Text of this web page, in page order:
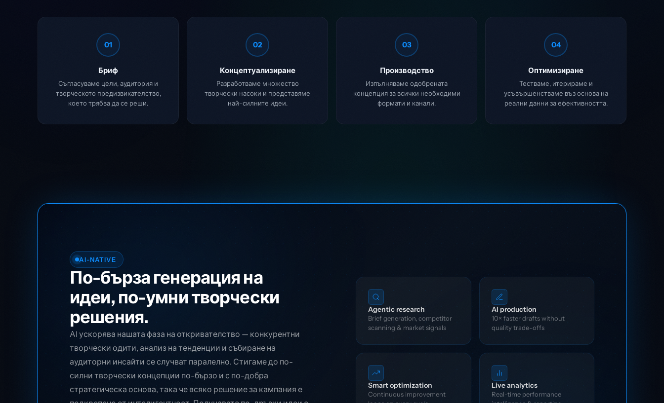
01
Бриф
Съгласуваме цели, аудитория и
творческото предизвикателство,
което трябва да се реши.
02
Концептуализиране
Разработваме множество
творчески насоки и представяме
най-силните идеи.
03
Производство
Изпълняваме одобрената
концепция за всички необходими
формати и канали.
04
Оптимизиране
Тестваме, итерираме и
усъвършенстваме въз основа на
реални данни за ефективността.
AI-NATIVE
По-бърза генерация на
идеи, по-умни творчески
решения.
AI ускорява нашата фаза на откривателство — конкурентни
творчески одити, анализ на тенденции и събиране на
аудиторни инсайти се случват паралелно. Стигаме до по-
силни творчески концепции по-бързо и с по-добра
стратегическа основа, така че всяко решение за кампания е
Agentic research
Brief generation, competitor
scanning & market signals
AI production
10× faster drafts without
quality trade-offs
Smart optimization
Continuous improvement
Live analytics
Real-time performance